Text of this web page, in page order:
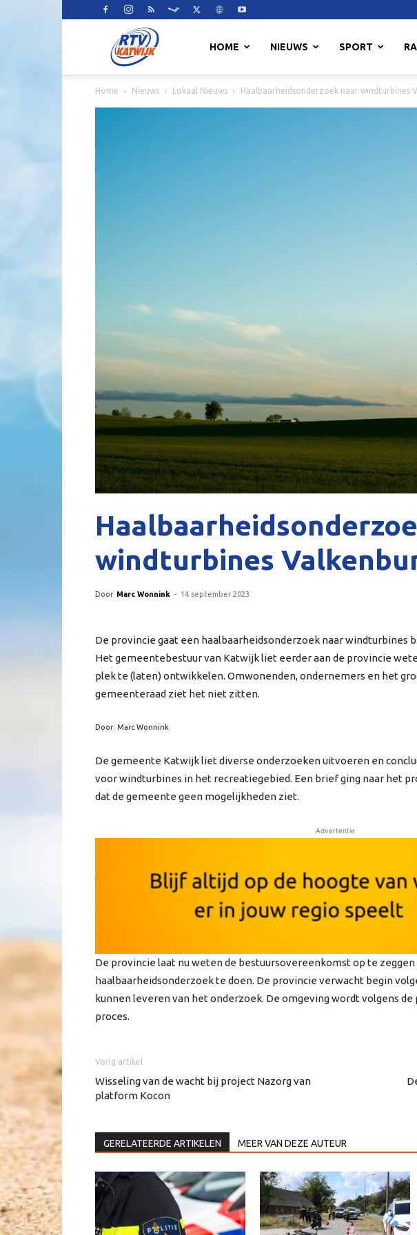
HOME NIEUWS SPORT
Home Nieuws Lokaal Nieuws Haalbaarheidsonderzoek naar windturbines
windturbines
Door Marc Wonnink - 14 september 2023
De provincie gaat een haalbaarheidsonderzoek naar windturbines
Het gemeentebestuur van Katwijk liet eerder aan de provincie
plek te (laten) ontwikkelen. Omwonenden, ondernemers en het
gemeenteraad ziet het niet zitten.
Door: Marc Wonnink
De gemeente Katwijk liet diverse onderzoeken uitvoeren en
voor windturbines in het recreatiegebied. Een brief ging naar het
dat de gemeente geen mogelijkheden ziet.
Advertentie
De provincie laat nu weten de bestuursovereenkomst op te
haalbaarheidsonderzoek te doen. De provincie verwacht begin
kunnen leveren van het onderzoek. De omgeving wordt volgens
proces.
Vorig artikel
Wisseling van de wacht bij project Nazorg van
platform Kocon
GERELATEERDE ARTIKELEN MEER VAN DEZE AUTEUR